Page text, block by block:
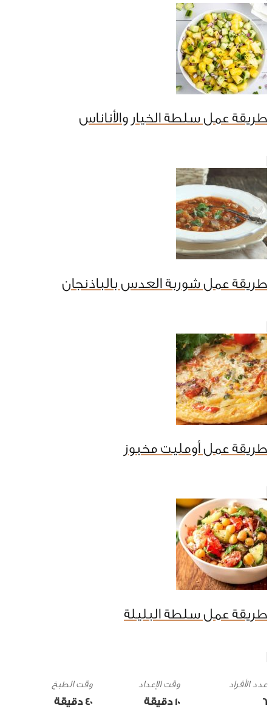
طريقة عمل سلطة الخيار والأناناس
طريقة عمل شوربة العدس بالباذنجان
طريقة عمل أومليت مخبوز
طريقة عمل سلطة البليلة
6
وقت الإعداد
10 ‎دقيقة
وقت الطبخ
40 ‎دقيقة